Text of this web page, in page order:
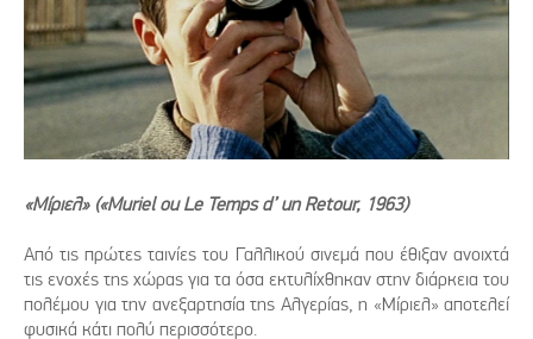
«Μίριελ» («Muriel ou Le Temps d’ un Retour, 1963)
Από τις πρώτες ταινίες του Γαλλικού σινεμά που έθιξαν ανοιχτά
τις ενοχές της χώρας για τα όσα εκτυλίχθηκαν στην διάρκεια του
πολέμου για την ανεξαρτησία της Αλγερίας, η «Μίριελ» αποτελεί
φυσικά κάτι πολύ περισσότερο.